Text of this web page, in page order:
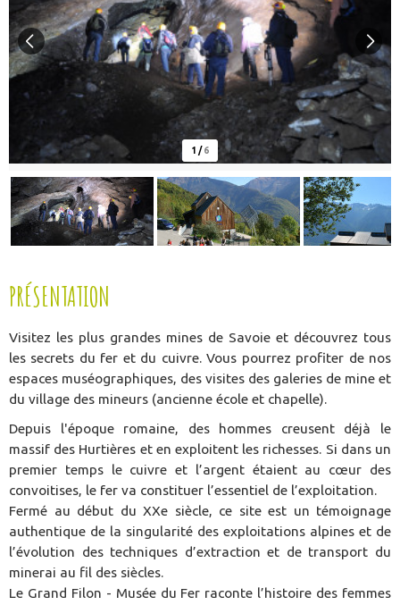
1 /6
PRÉSENTATION
Visitez les plus grandes mines de Savoie et découvrez tous
les secrets du fer et du cuivre. Vous pourrez profiter de nos
espaces muséographiques, des visites des galeries de mine et
du village des mineurs (ancienne école et chapelle).
Depuis l'époque romaine, des hommes creusent déjà le
massif des Hurtières et en exploitent les richesses. Si dans un
premier temps le cuivre et l’argent étaient au cœur des
convoitises, le fer va constituer l’essentiel de l’exploitation.
Fermé au début du XXe siècle, ce site est un témoignage
authentique de la singularité des exploitations alpines et de
l’évolution des techniques d’extraction et de transport du
minerai au fil des siècles.
Le Grand Filon - Musée du Fer raconte l’histoire des femmes